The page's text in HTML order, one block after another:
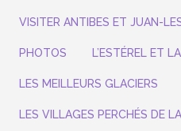
VISITER ANTIBES ET JUAN-
PHOTOS L’ESTÉREL ET
LES MEILLEURS GLACIERS
LES VILLAGES PERCHÉS DE